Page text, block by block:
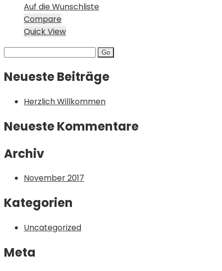
Auf die Wunschliste
Compare
Quick View
Search
Neueste Beiträge
Herzlich Willkommen
Neueste Kommentare
Archiv
November 2017
Kategorien
Uncategorized
Meta